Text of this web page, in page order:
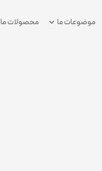
موضوعات ما Open موضوعات مامحصولات ما